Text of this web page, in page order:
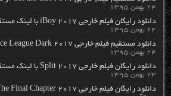
۲۴ بهمن ۱۳۹۵
دانلود رایگان فیلم خارجی iBoy 2017 با لینک مستقیم
۲۴ بهمن ۱۳۹۵
دانلود مستقیم فیلم خارجی Justice League Dark 2017 از سرور سایت
۲۴ بهمن ۱۳۹۵
دانلود رایگان فیلم خارجی Split 2017 با لینک مستقیم
۲۳ بهمن ۱۳۹۵